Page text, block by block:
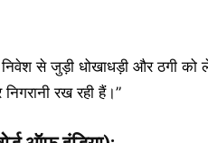
से जुड़ी धोखाधड़ी और ठगी को
रख रही हैं।”